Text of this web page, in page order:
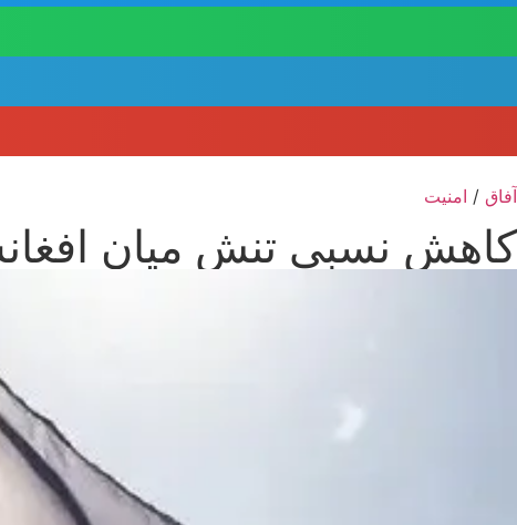
آفاق / امنیت
کاهش نسبی تنش میان